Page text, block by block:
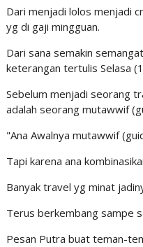
Dari menjadi lolos menjadi
yg di gaji mingguan.
Dari sana semakin
keterangan tertulis Selasa
Sebelum menjadi seorang
adalah seorang mutawwif
"Ana Awalnya mutawwif
Tapi karena ana
Banyak travel yg minat
Terus berkembang sampe
Pesan Putra buat teman-